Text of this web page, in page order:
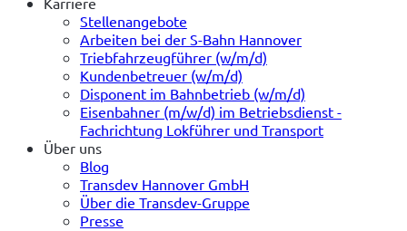
Stellenangebote
Arbeiten bei der S-Bahn Hannover
Triebfahrzeugführer (w/m/d)
Kundenbetreuer (w/m/d)
Disponent im Bahnbetrieb (w/m/d)
Eisenbahner (m/w/d) im Betriebsdienst -
Fachrichtung Lokführer und Transport
Über uns
Blog
Transdev Hannover GmbH
Über die Transdev-Gruppe
Presse